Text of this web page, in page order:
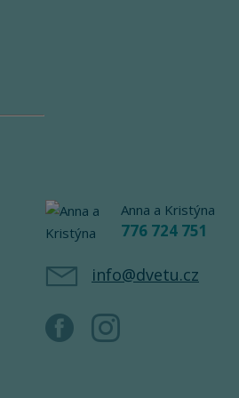
Anna a Kristýna
776 724 751
info@dvetu.cz